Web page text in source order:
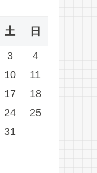
土 日
3
4
10
11
17
18
24
25
31